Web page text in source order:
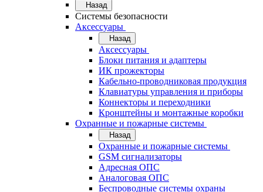
Назад
Системы безопасности
Аксессуары
Назад
Аксессуары
Блоки питания и адаптеры
ИК прожекторы
Кабельно-проводниковая продукция
Клавиатуры управления и приборы
Коннекторы и переходники
Кронштейны и монтажные коробки
Охранные и пожарные системы
Назад
Охранные и пожарные системы
GSM сигнализаторы
Адресная ОПС
Аналоговая ОПС
Беспроводные системы охраны